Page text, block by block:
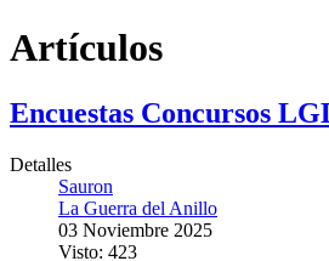
Artículos
Encuestas Concursos
Detalles
Sauron
La Guerra del Anillo
03 Noviembre 2025
Visto: 423